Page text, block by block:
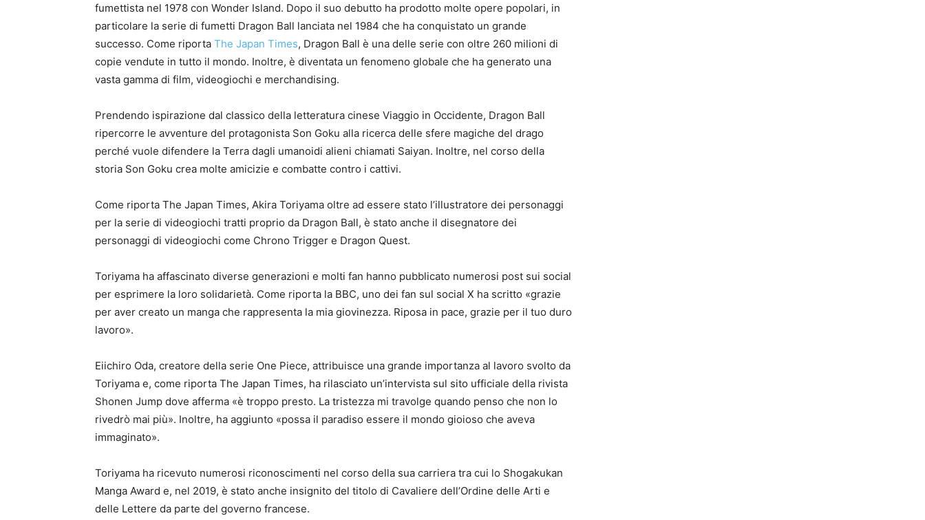
fumettista nel 1978 con Wonder Island. Dopo il suo debutto ha prodotto molte opere popolari, in
particolare la serie di fumetti Dragon Ball lanciata nel 1984 che ha conquistato un grande
successo. Come riporta The Japan Times, Dragon Ball è una delle serie con oltre 260 milioni di
copie vendute in tutto il mondo. Inoltre, è diventata un fenomeno globale che ha generato una
vasta gamma di film, videogiochi e merchandising.
Prendendo ispirazione dal classico della letteratura cinese Viaggio in Occidente, Dragon Ball
ripercorre le avventure del protagonista Son Goku alla ricerca delle sfere magiche del drago
perché vuole difendere la Terra dagli umanoidi alieni chiamati Saiyan. Inoltre, nel corso della
storia Son Goku crea molte amicizie e combatte contro i cattivi.
Come riporta The Japan Times, Akira Toriyama oltre ad essere stato l’illustratore dei personaggi
per la serie di videogiochi tratti proprio da Dragon Ball, è stato anche il disegnatore dei
personaggi di videogiochi come Chrono Trigger e Dragon Quest.
Toriyama ha affascinato diverse generazioni e molti fan hanno pubblicato numerosi post sui social
per esprimere la loro solidarietà. Come riporta la BBC, uno dei fan sul social X ha scritto «grazie
per aver creato un manga che rappresenta la mia giovinezza. Riposa in pace, grazie per il tuo duro
lavoro».
Eiichiro Oda, creatore della serie One Piece, attribuisce una grande importanza al lavoro svolto da
Toriyama e, come riporta The Japan Times, ha rilasciato un’intervista sul sito ufficiale della rivista
Shonen Jump dove afferma «è troppo presto. La tristezza mi travolge quando penso che non lo
rivedrò mai più». Inoltre, ha aggiunto «possa il paradiso essere il mondo gioioso che aveva
immaginato».
Toriyama ha ricevuto numerosi riconoscimenti nel corso della sua carriera tra cui lo Shogakukan
Manga Award e, nel 2019, è stato anche insignito del titolo di Cavaliere dell’Ordine delle Arti e
delle Lettere da parte del governo francese.